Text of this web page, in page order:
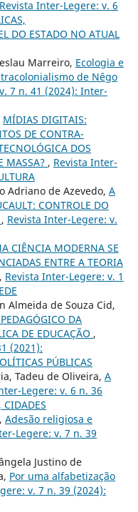
Revista Inter-Legere: v. 6
DO ESTADO NO ATUAL
Marreiro, Ecologia e
de Nêgo
7 n. 41 (2024): Inter-
MÍDIAS DIGITAIS:
DE CONTRA-
DOS
MASSA? , Revista Inter-
Adriano de Azevedo, A
CONTROLE DO
, Revista Inter-Legere: v.
CIÊNCIA MODERNA SE
ENTRE A TEORIA
, Revista Inter-Legere: v. 1
Almeida de Souza Cid,
DA
DE EDUCAÇÃO ,
(2021):
PÚBLICAS
Tadeu de Oliveira, A
Legere: v. 6 n. 36
CIDADES
Adesão religiosa e
Legere: v. 7 n. 39
Justino de
Por uma alfabetização
v. 7 n. 39 (2024):